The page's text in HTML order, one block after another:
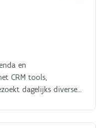
en
CRM tools,
dagelijks diverse
verder uit.